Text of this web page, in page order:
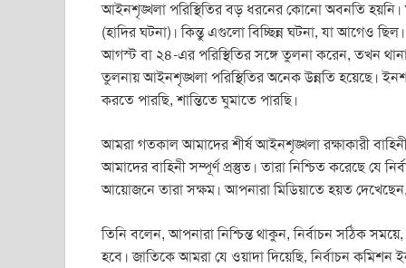
আইনশৃঙ্খলা পরিস্থিতির বড় ধরনের কোনো অবনতি হয়নি।
(হাদির ঘটনা)। কিন্তু এগুলো বিচ্ছিন্ন ঘটনা, যা আগেও
আগস্ট বা ২৪-এর পরিস্থিতির সঙ্গে তুলনা করেন, তখন
তুলনায় আইনশৃঙ্খলা পরিস্থিতির অনেক উন্নতি হয়েছে।
করতে পারছি, শান্তিতে ঘুমাতে পারছি।
আমরা গতকাল আমাদের শীর্ষ আইনশৃঙ্খলা রক্ষাকারী
আমাদের বাহিনী সম্পূর্ণ প্রস্তুত। তারা নিশ্চিত করেছে যে
আয়োজনে তারা সক্ষম। আপনারা মিডিয়াতে হয়ত
তিনি বলেন, আপনারা নিশ্চিন্ত থাকুন, নির্বাচন সঠিক
হবে। জাতিকে আমরা যে ওয়াদা দিয়েছি, নির্বাচন কমিশন